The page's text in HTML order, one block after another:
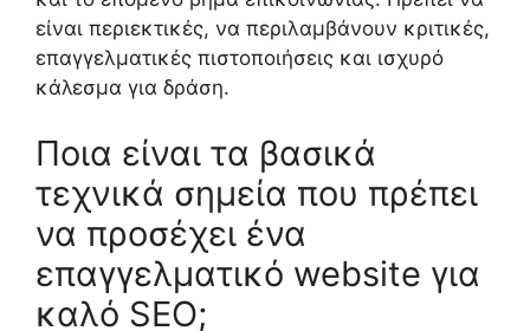
είναι περιεκτικές, να περιλαμβάνουν κριτικές,
επαγγελματικές πιστοποιήσεις και ισχυρό
κάλεσμα για δράση.
Ποια είναι τα βασικά
τεχνικά σημεία που πρέπει
να προσέχει ένα
επαγγελματικό website για
καλό SEO;